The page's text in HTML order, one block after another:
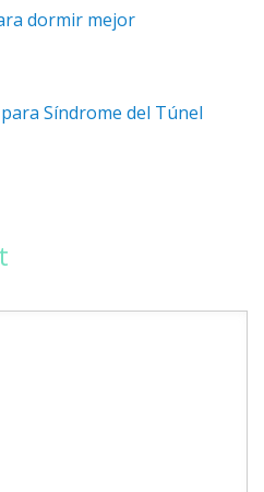
dormir mejor
Síndrome del Túnel